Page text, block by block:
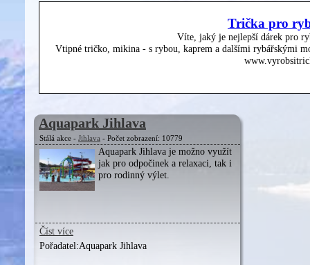
Trička pro
Víte, jaký je nejlepší dárek pro
Vtipné tričko, mikina - s rybou, kaprem a dalšími rybářskými
Aquapark Jihlava
Stálá akce - Jihlava - Počet zobrazení: 10779
Aquapark Jihlava je možno využít
jak pro odpočinek a relaxaci, tak i
pro rodinný výlet.
Číst více
Pořadatel:Aquapark Jihlava